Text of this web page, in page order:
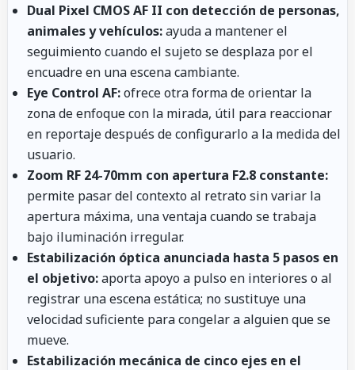
Dual Pixel CMOS AF II con detección de personas,
animales y vehículos:ayuda a mantener el
seguimiento cuando el sujeto se desplaza por el
encuadre en una escena cambiante.
Eye Control AF:ofrece otra forma de orientar la
zona de enfoque con la mirada, útil para reaccionar
en reportaje después de configurarlo a la medida del
usuario.
Zoom RF 24-70mm con apertura F2.8 constante:
permite pasar del contexto al retrato sin variar la
apertura máxima, una ventaja cuando se trabaja
bajo iluminación irregular.
Estabilización óptica anunciada hasta 5 pasos en
el objetivo:aporta apoyo a pulso en interiores o al
registrar una escena estática; no sustituye una
velocidad suficiente para congelar a alguien que se
mueve.
Estabilización mecánica de cinco ejes en el